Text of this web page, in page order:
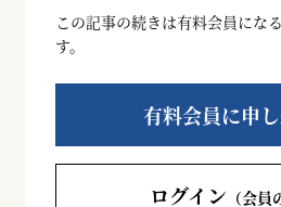
この記事の続きは有料会員にな
す。
有料会員に申
ログイン （会員